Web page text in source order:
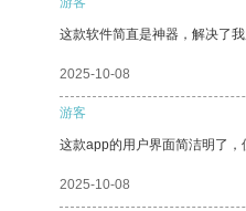
这款软件简直是神器，解决了我
2025-10-08
游客
这款app的用户界面简洁明了
2025-10-08